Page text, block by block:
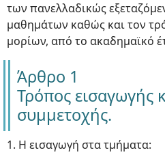
των πανελλαδικώς
μαθημάτων καθώς και τον
μορίων, από το ακαδημαϊκό
Άρθρο 1
Τρόπος εισαγωγής
συμμετοχής.
1. Η εισαγωγή στα τμήματα: